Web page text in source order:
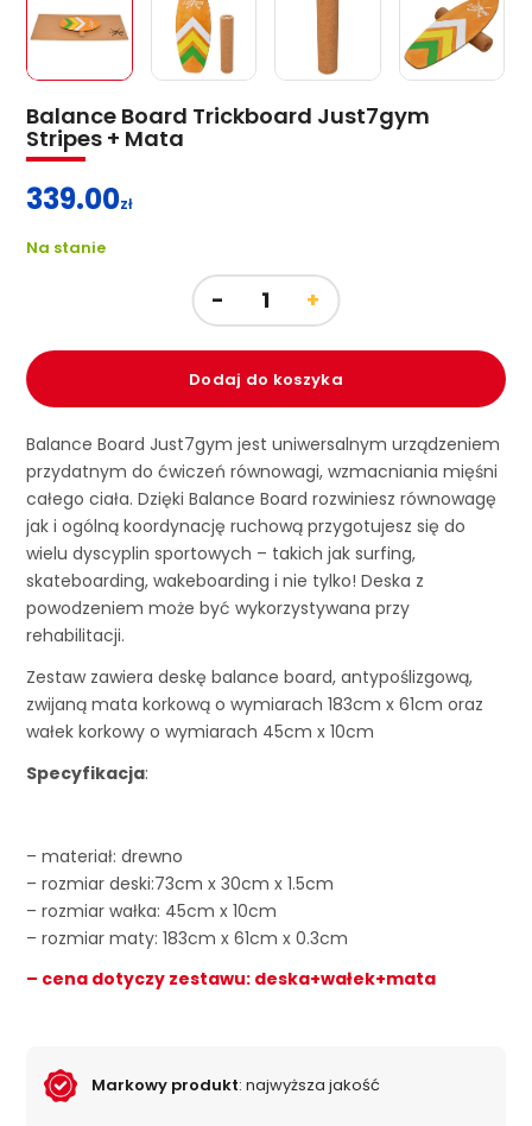
Balance Board Trickboard Just7gym
Stripes + Mata
339.00zł
Na stanie
Dodaj do koszyka
Balance Board Just7gym jest uniwersalnym urządzeniem
przydatnym do ćwiczeń równowagi, wzmacniania mięśni
całego ciała. Dzięki Balance Board rozwiniesz równowagę
jak i ogólną koordynację ruchową przygotujesz się do
wielu dyscyplin sportowych – takich jak surfing,
skateboarding, wakeboarding i nie tylko! Deska z
powodzeniem może być wykorzystywana przy
rehabilitacji.
Zestaw zawiera deskę balance board, antypoślizgową,
zwijaną mata korkową o wymiarach 183cm x 61cm oraz
wałek korkowy o wymiarach 45cm x 10cm
Specyfikacja:
– materiał: drewno
– rozmiar deski:73cm x 30cm x 1.5cm
– rozmiar wałka: 45cm x 10cm
– rozmiar maty: 183cm x 61cm x 0.3cm
– cena dotyczy zestawu: deska+wałek+mata
Markowy produkt: najwyższa jakość